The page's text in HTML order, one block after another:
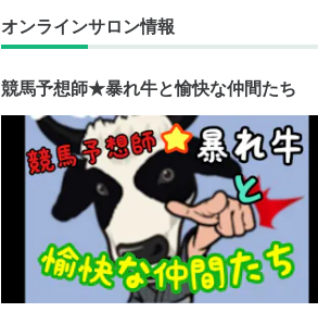
オンラインサロン情報
競馬予想師★暴れ牛と愉快な仲間たち